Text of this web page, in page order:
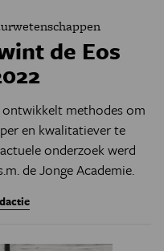
de Eos
ontwikkelt methodes om
en kwalitatiever te
onderzoek werd
de Jonge Academie.